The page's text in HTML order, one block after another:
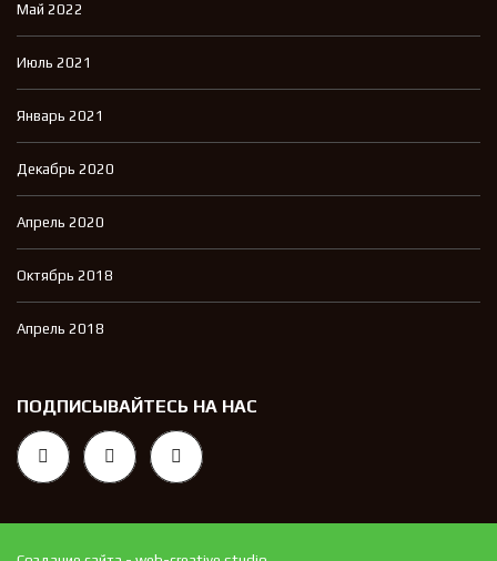
Май 2022
Июль 2021
Январь 2021
Декабрь 2020
Апрель 2020
Октябрь 2018
Апрель 2018
ПОДПИСЫВАЙТЕСЬ НА НАС